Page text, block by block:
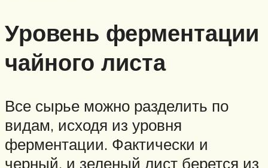
Уровень ферментации
чайного листа
Все сырье можно разделить по
видам, исходя из уровня
ферментации. Фактически и
черный, и зеленый лист берется из